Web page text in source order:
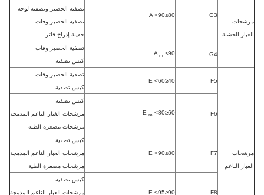
مرشحات
الغبار الخشنة
G3
80≤A <90
تصفية الحصير وتصفية لوحة
تصفية الحصير وفات
حقيبة إدراج فلتر
G4
A m ≤90
تصفية الحصير وفات
كيس تصفية
مرشحات
الغبار الناعم
F5
40≤E <60
تصفية الحصير وفات
كيس تصفية
F6
60≤E
m <80
كيس تصفية
مرشحات الغبار الناعم المدمجة
مرشحات مصغرة الطية
F7
80≤E <90
كيس تصفية
مرشحات الغبار الناعم المدمجة
مرشحات مصغرة الطية
F8
90≤E <95
كيس تصفية
مرشحات الغبار الناعم المدمجة